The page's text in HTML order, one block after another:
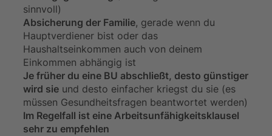
sinnvoll)
Absicherung der Familie, gerade wenn du
Hauptverdiener bist oder das
Haushaltseinkommen auch von deinem
Einkommen abhängig ist
Je früher du eine BU abschließt, desto günstiger
wird sie und desto einfacher kriegst du sie (es
müssen Gesundheitsfragen beantwortet werden)
Im Regelfall ist eine Arbeitsunfähigkeitsklausel
sehr zu empfehlen